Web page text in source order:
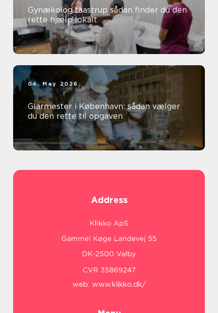
Gynækolog taastrup sådan finder du den
rette hjælp lokalt
04. May 2026
Glarmester i København: sådan vælger
du den rette til opgaven
Address
web: www.klikko.dk/